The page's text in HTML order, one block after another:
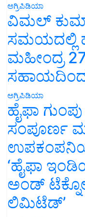
ಅಗ್ರಿಪಿಡಿಯಾ
ವಿಮಲ್
ಸಮಯದಲ್ಲಿ
ಮಹೀಂದ್ರ
ಅಗ್ರಿಪಿಡಿಯಾ
ಹೈಫಾ
ಸಂಪೂರ್ಣ
‘ಹೈಫಾ
ಅಂಡ್
ಲಿಮಿಟೆಡ್’